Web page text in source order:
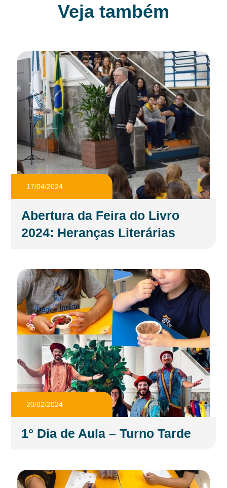
Veja também
17/04/2024
Abertura da Feira do Livro
2024: Heranças Literárias
20/02/2024
1° Dia de Aula – Turno Tarde